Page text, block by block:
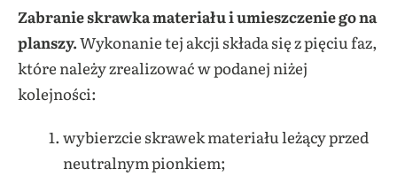
Zabranie skrawka materiału i umieszczenie go na
planszy.Wykonanie tej akcji składa się z pięciu faz,
które należy zrealizować w podanej niżej
kolejności:
wybierzcie skrawek materiału leżący przed
neutralnym pionkiem;